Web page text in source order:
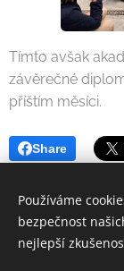
Tímto avšak
závěrečné
příštím měsíci.
Share
Používáme
bezpečnost
nejlepší